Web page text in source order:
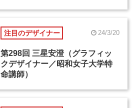
注目のデザイナー 24/3/20
第298回 三星安澄（グラフィッ
クデザイナー／昭和女子大学特
命講師）